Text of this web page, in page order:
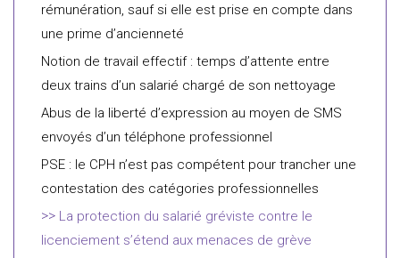
rémunération, sauf si elle est prise en compte dans
une prime d’ancienneté
Notion de travail effectif : temps d’attente entre
deux trains d’un salarié chargé de son nettoyage
Abus de la liberté d’expression au moyen de SMS
envoyés d’un téléphone professionnel
PSE : le CPH n’est pas compétent pour trancher une
contestation des catégories professionnelles
La protection du salarié gréviste contre le
licenciement s’étend aux menaces de grève